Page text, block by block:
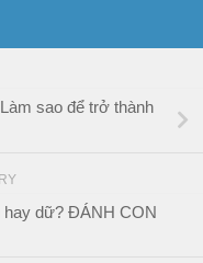
sao để trở thành
hay dữ? ĐÁNH CON